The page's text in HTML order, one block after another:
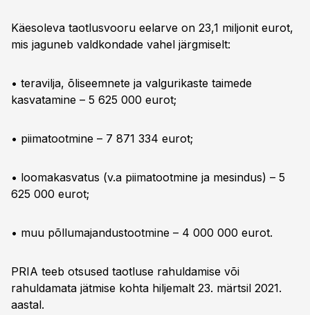
Käesoleva taotlusvooru eelarve on 23,1 miljonit eurot,
mis jaguneb valdkondade vahel järgmiselt:
• teravilja, õliseemnete ja valgurikaste taimede
kasvatamine – 5 625 000 eurot;
• piimatootmine – 7 871 334 eurot;
• loomakasvatus (v.a piimatootmine ja mesindus) – 5
625 000 eurot;
• muu põllumajandustootmine – 4 000 000 eurot.
PRIA teeb otsused taotluse rahuldamise või
rahuldamata jätmise kohta hiljemalt 23. märtsil 2021.
aastal.